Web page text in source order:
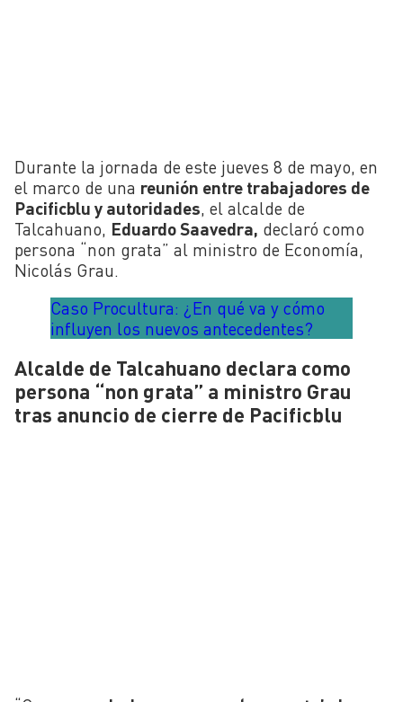
Durante la jornada de este jueves 8 de mayo, en
el marco de una reunión entre trabajadores de
Pacificblu y autoridades , el alcalde de
Talcahuano, Eduardo Saavedra, declaró como
persona “non grata” al ministro de Economía,
Nicolás Grau.
Caso Procultura: ¿En qué va y cómo
influyen los nuevos antecedentes?
Alcalde de Talcahuano declara como
persona “non grata” a ministro Grau
tras anuncio de cierre de Pacificblu